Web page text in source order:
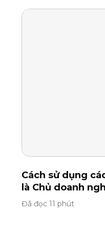
Cách sử dụng
là Chủ doanh
Đã đọc 11 phút